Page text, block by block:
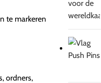
te markeren
ordners,